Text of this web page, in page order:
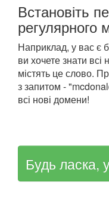
Встановіть
регулярного
Наприклад, у вас є
ви хочете знати всі
містять це слово.
з запитом -
всі нові домени!
Будь ласка,